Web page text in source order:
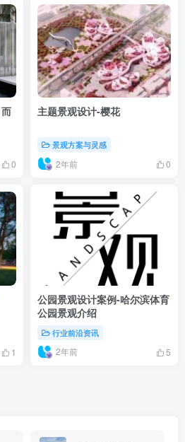
0
主题景观设计-樱花
景观方案与灵感
2年前 0
1
公园景观设计案例-哈尔滨体育
公园景观介绍
行业前沿资讯
2年前 5